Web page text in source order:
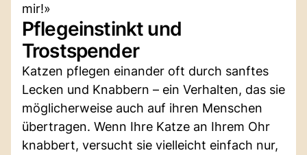
mir!»
Pflegeinstinkt und
Trostspender
Katzen pflegen einander oft durch sanftes
Lecken und Knabbern – ein Verhalten, das sie
möglicherweise auch auf ihren Menschen
übertragen. Wenn Ihre Katze an Ihrem Ohr
knabbert, versucht sie vielleicht einfach nur,